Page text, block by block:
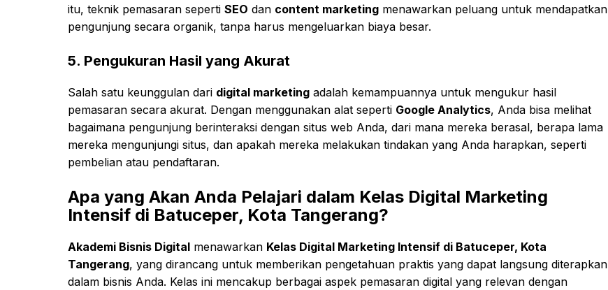
itu, teknik pemasaran seperti SEO dan content marketing menawarkan peluang untuk mendapatkan
pengunjung secara organik, tanpa harus mengeluarkan biaya besar.
5. Pengukuran Hasil yang Akurat
Salah satu keunggulan dari digital marketing adalah kemampuannya untuk mengukur hasil
pemasaran secara akurat. Dengan menggunakan alat seperti Google Analytics, Anda bisa melihat
bagaimana pengunjung berinteraksi dengan situs web Anda, dari mana mereka berasal, berapa lama
mereka mengunjungi situs, dan apakah mereka melakukan tindakan yang Anda harapkan, seperti
pembelian atau pendaftaran.
Apa yang Akan Anda Pelajari dalam Kelas Digital Marketing
Intensif di Batuceper, Kota Tangerang?
Akademi Bisnis Digital menawarkan Kelas Digital Marketing Intensif di Batuceper, Kota
Tangerang, yang dirancang untuk memberikan pengetahuan praktis yang dapat langsung diterapkan
dalam bisnis Anda. Kelas ini mencakup berbagai aspek pemasaran digital yang relevan dengan